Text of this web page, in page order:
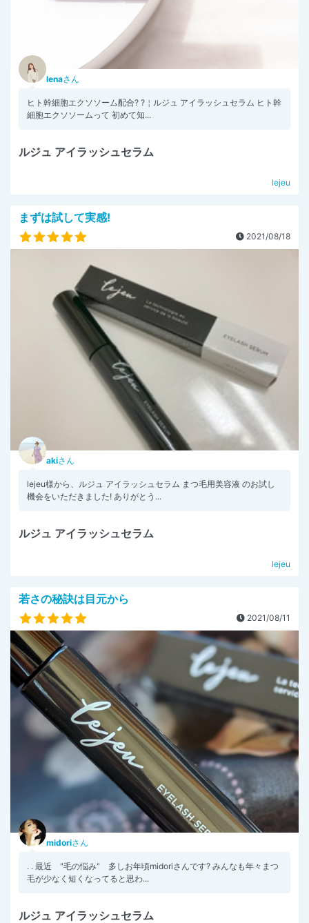
lenaさん
ヒト幹細胞エクソソーム配合? ?￤ルジュ アイラッシュセラム ヒト幹
細胞エクソソームって 初めて知...
ルジュ アイラッシュセラム
lejeu
まずは試して実感!
2021/08/18
akiさん
lejeu様から、ルジュ アイラッシュセラム まつ毛用美容液 のお試し
機会をいただきました! ありがとう...
ルジュ アイラッシュセラム
lejeu
若さの秘訣は目元から
2021/08/11
midoriさん
. . 最近 "毛の悩み" 多しお年頃midoriさんです? みんなも年々まつ
毛が少なく短くなってると思わ...
ルジュ アイラッシュセラム